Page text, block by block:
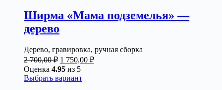
Опции
можно
странице
товара.
Ширма «Мама подземелья» —
дерево
Дерево, гравировка, ручная сборка
2 700,00₽ Первоначальная
цена
составляла
2
1 750,00 ₽Текущая
Оценка 4.95 из 5
Выбрать вариантЭтот